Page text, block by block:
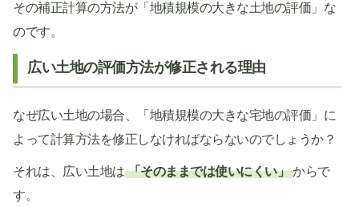
その補正計算の方法が「地積規模の大きな土地の評価」な
のです。
広い土地の評価方法が修正される理由
なぜ広い土地の場合、「地積規模の大きな宅地の評価」に
よって計算方法を修正しなければならないのでしょうか？
それは、広い土地は 「そのままでは使いにくい」 からで
す。